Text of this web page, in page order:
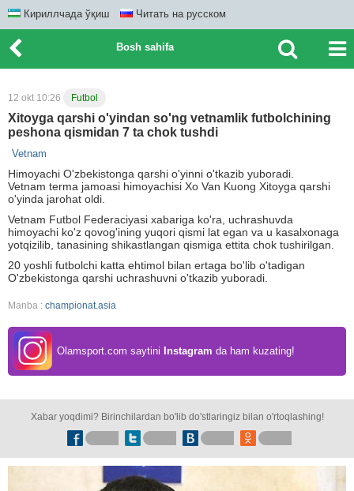
Кириллчада ўқиш Читать на русском
Bosh sahifa
12 okt 10:26 Futbol
Xitoyga qarshi o'yindan so'ng vetnamlik futbolchining
peshona qismidan 7 ta chok tushdi
Vetnam
Himoyachi O'zbekistonga qarshi o'yinni o'tkazib yuboradi.
Vetnam terma jamoasi himoyachisi Xo Van Kuong Xitoyga qarshi
o'yinda jarohat oldi.
Vetnam Futbol Federaciyasi xabariga ko'ra, uchrashuvda
himoyachi ko'z qovog'ining yuqori qismi lat egan va u kasalxonaga
yotqizilib, tanasining shikastlangan qismiga ettita chok tushirilgan.
20 yoshli futbolchi katta ehtimol bilan ertaga bo'lib o'tadigan
O'zbekistonga qarshi uchrashuvni o'tkazib yuboradi.
Manba : championat.asia
Olamsport.com saytini Instagram da ham kuzating!
Xabar yoqdimi? Birinchilardan bo'lib do'stlaringiz bilan o'rtoqlashing!